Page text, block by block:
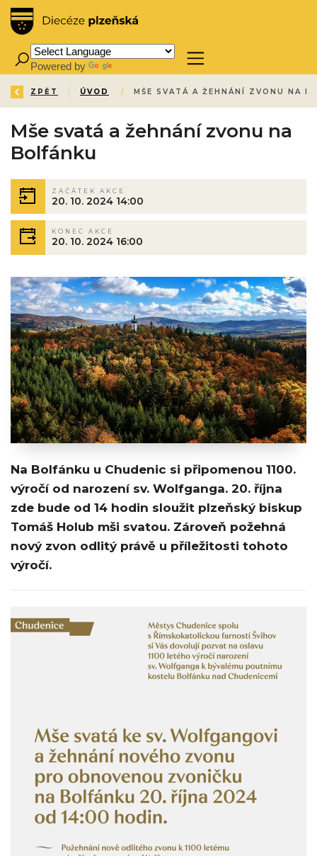
Powered by
ZPĚT ÚVOD / MŠE SVATÁ A ŽEHNÁNÍ ZVONU NA
Mše svatá a žehnání zvonu na
Bolfánku
ZAČÁTEK AKCE
20. 10. 2024 14:00
KONEC AKCE
20. 10. 2024 16:00
Na Bolfánku u Chudenic si připomenou 1100.
výročí od narození sv. Wolfganga. 20. října
zde bude od 14 hodin sloužit plzeňský biskup
Tomáš Holub mši svatou. Zároveň požehná
nový zvon odlitý právě u příležitosti tohoto
výročí.